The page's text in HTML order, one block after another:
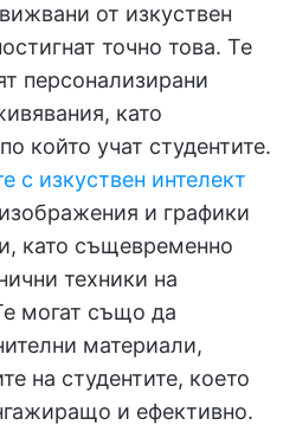
от изкуствен
точно това. Те
персонализирани
като
който учат студентите.
с изкуствен интелект
и графики
като същевременно
техники на
могат също да
материали,
на студентите, което
и ефективно.